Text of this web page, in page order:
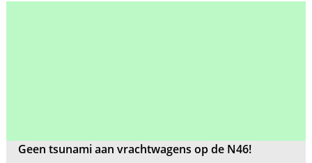
Geen tsunami aan vrachtwagens op de N46!